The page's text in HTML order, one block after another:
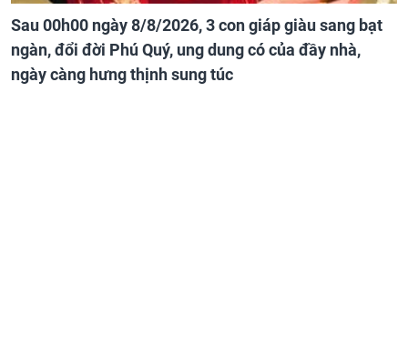
Sau 00h00 ngày 8/8/2026, 3 con giáp giàu sang bạt
ngàn, đổi đời Phú Quý, ung dung có của đầy nhà,
ngày càng hưng thịnh sung túc